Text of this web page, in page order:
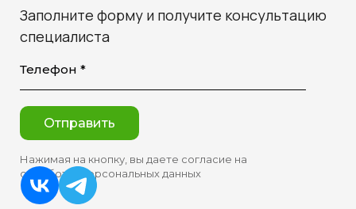
Телефон *
Отправить
Нажимая на кнопку, вы даете согласие на
обработку персональных данных
Заполните форму и получите консультацию
специалиста